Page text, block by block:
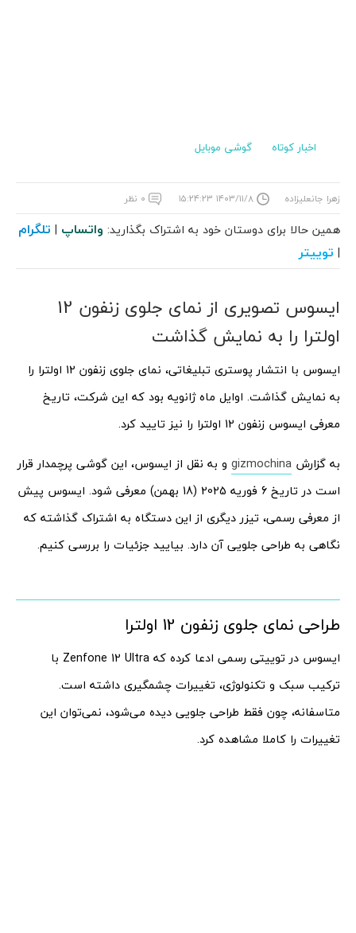
اخبار کوتاه گوشی موبایل
زهرا جانعلیزاده ۱۴۰۳/۱۱/۸ ۱۵:۲۴:۲۳ ۰ نظر
همین حالا برای دوستان خود به اشتراک بگذارید: واتساپ | تلگرام
| توییتر
ایسوس تصویری از نمای جلوی زنفون 12
اولترا را به نمایش گذاشت
ایسوس با انتشار پوستری تبلیغاتی، نمای جلوی زنفون 12 اولترا را
به نمایش گذاشت. اوایل ماه ژانویه بود که این شرکت، تاریخ
معرفی ایسوس زنفون 12 اولترا را نیز تایید کرد.
به گزارش gizmochina و به نقل از ایسوس، این گوشی پرچمدار قرار
است در تاریخ 6 فوریه 2025 (18 بهمن) معرفی شود. ایسوس پیش
از معرفی رسمی، تیزر دیگری از این دستگاه به اشتراک گذاشته که
نگاهی به طراحی جلویی آن دارد. بیایید جزئیات را بررسی کنیم.
طراحی نمای جلوی زنفون 12 اولترا
ایسوس در توییتی رسمی ادعا کرده که Zenfone 12 Ultra با
ترکیب سبک و تکنولوژی، تغییرات چشمگیری داشته است.
متاسفانه، چون فقط طراحی جلویی دیده می‌شود، نمی‌توان این
تغییرات را کاملا مشاهده کرد.